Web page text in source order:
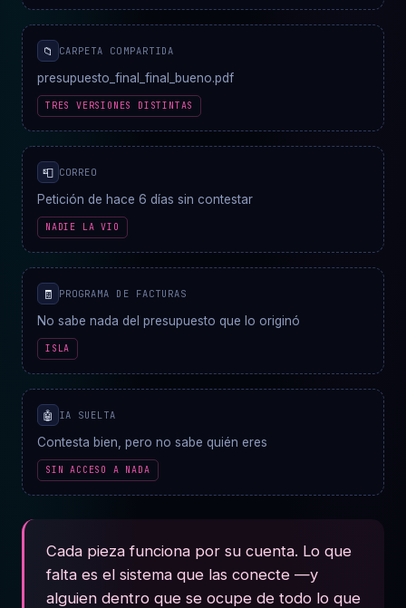
📁 CARPETA COMPARTIDA
presupuesto_final_final_bueno.pdf
TRES VERSIONES DISTINTAS
📮 CORREO
Petición de hace 6 días sin contestar
NADIE LA VIO
🧾 PROGRAMA DE FACTURAS
No sabe nada del presupuesto que lo originó
ISLA
🤖 IA SUELTA
Contesta bien, pero no sabe quién eres
SIN ACCESO A NADA
Cada pieza funciona por su cuenta. Lo que
falta es el sistema que las conecte —y
alguien dentro que se ocupe de todo lo que